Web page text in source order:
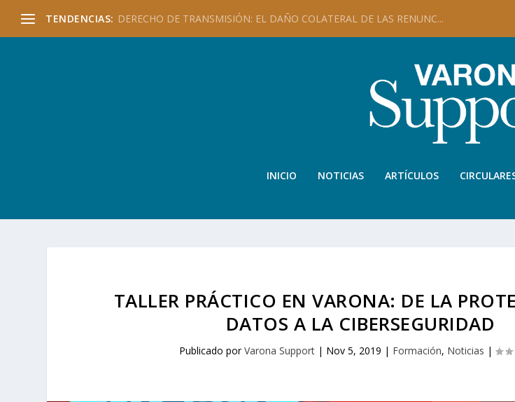
TENDENCIAS: DERECHO DE TRANSMISIÓN: EL DAÑO COLATERAL DE LAS RENUNC...
INICIO NOTICIAS ARTÍCULOS
TALLER PRÁCTICO EN VARONA: DE LA
DATOS A LA CIBERSEGURIDAD
Publicado porVarona Support| Nov 5, 2019 | Formación, Noticias |